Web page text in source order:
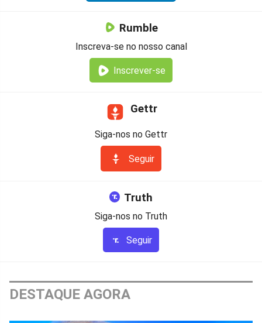
Rumble
Inscreva-se no nosso canal
Inscrever-se
Gettr
Siga-nos no Gettr
Seguir
Truth
Siga-nos no Truth
Seguir
DESTAQUE AGORA